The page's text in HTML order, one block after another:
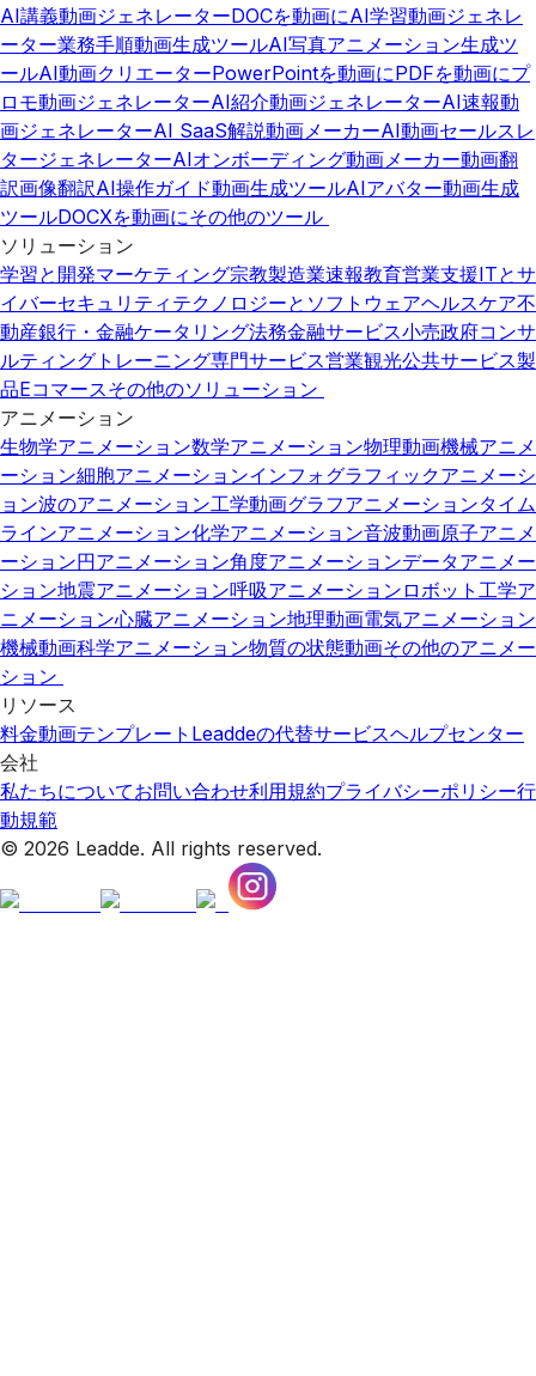
AI講義動画ジェネレーターDOCを動画にAI学習動画ジェネレ
ーター業務手順動画生成ツールAI写真アニメーション生成ツ
ールAI動画クリエーターPowerPointを動画にPDFを動画にプ
ロモ動画ジェネレーターAI紹介動画ジェネレーターAI速報動
画ジェネレーターAI SaaS解説動画メーカーAI動画セールスレ
タージェネレーターAIオンボーディング動画メーカー動画翻
訳画像翻訳AI操作ガイド動画生成ツールAIアバター動画生成
ツールDOCXを動画にその他のツール
ソリューション
学習と開発マーケティング宗教製造業速報教育営業支援ITとサ
イバーセキュリティ テクノロジーとソフトウェアヘルスケア不
動産銀行・金融ケータリング法務金融サービス小売政府コンサ
ルティング トレーニング専門サービス営業観光公共サービス製
品Eコマースその他のソリューション
アニメーション
生物学アニメーション数学アニメーション物理動画機械アニメ
ーション細胞アニメーションインフォグラフィックアニメーシ
ョン波のアニメーション工学動画グラフアニメーションタイム
ラインアニメーション化学アニメーション音波動画原子アニメ
ーション円アニメーション角度アニメーションデータアニメー
ション地震アニメーション呼吸アニメーション ロボット工学ア
ニメーション心臓アニメーション地理動画電気アニメーション
機械動画科学アニメーション物質の状態動画その他のアニメー
ション
リソース
料金動画テンプレート Leaddeの代替サービスヘルプセンター
会社
私たちについてお問い合わせ利用規約プライバシーポリシー行
動規範
© 2026 Leadde. All rights reserved.